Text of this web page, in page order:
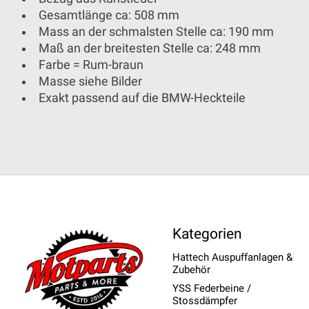
Gesamtlänge ca: 508 mm
Mass an der schmalsten Stelle ca: 190 mm
Maß an der breitesten Stelle ca: 248 mm
Farbe = Rum-braun
Masse siehe Bilder
Exakt passend auf die BMW-Heckteile
Kategorien
Hattech Auspuffanlagen &
Zubehör
YSS Federbeine /
Stossdämpfer